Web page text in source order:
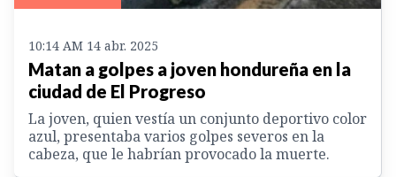
10:14 AM 14 abr. 2025
Matan a golpes a joven hondureña en la
ciudad de El Progreso
La joven, quien vestía un conjunto deportivo color
azul, presentaba varios golpes severos en la
cabeza, que le habrían provocado la muerte.